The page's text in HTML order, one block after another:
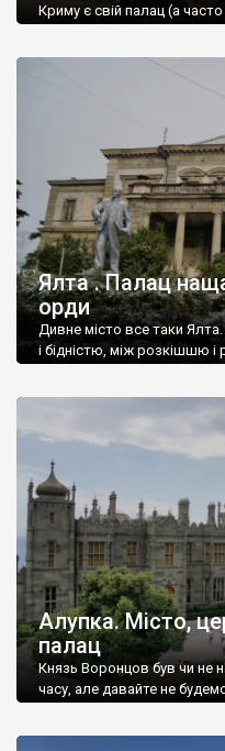
Криму є свій палац (а часто
Ялта . Палац
орди
Дивне місто все таки
і бідністю, між розкішшю і
Алупка. Місто,
палац
Князь Воронцов був чи не
часу, але давайте не